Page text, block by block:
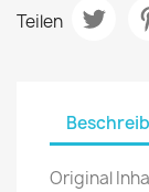
Teilen
Original